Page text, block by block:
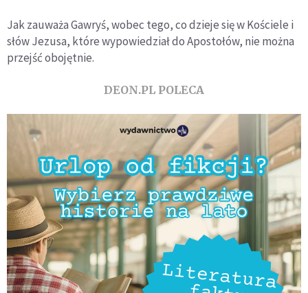
Jak zauważa Gawryś, wobec tego, co dzieje się w Kościele i
słów Jezusa, które wypowiedział do Apostołów, nie można
przejść obojętnie.
DEON.PL POLECA